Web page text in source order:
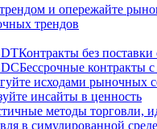
и опережайте
трендов
Контракты без
Бессрочные контракты
исходами рыночных
инсайты в ценность
методы торговли,
в симулированной